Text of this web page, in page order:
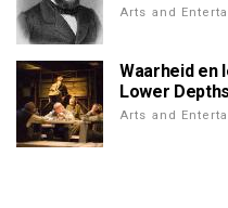
Arts and
Waarheid en
Lower
Arts and